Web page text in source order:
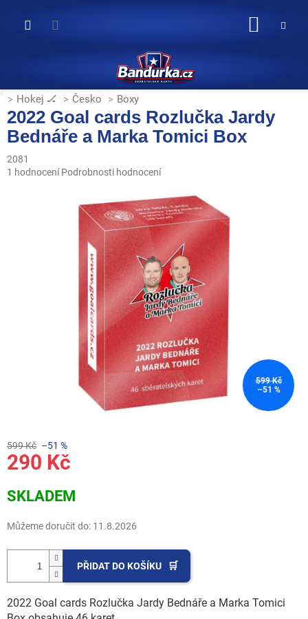
obsah
Hokej 🏒 Česko Boxy
2022 Goal cards Rozlučka Jardy
Bednáře a Marka Tomici Box
2081
Průměrné
1 hodnocení Podrobnosti hodnocení
599 Kč
–51 %
599 Kč –51 %
290 Kč
cena:
SKLADEM
Můžeme doručit do: 11.8.2026
PŘIDAT DO KOŠÍKU
2022 Goal cards Rozlučka Jardy Bednáře a Marka Tomici